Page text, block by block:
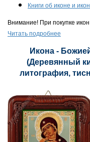
Книги об иконе и
Внимание! При покупке
Читать подробнее
Икона -
(Деревянный
литография,